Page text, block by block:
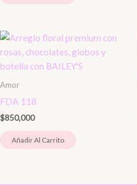
Amor
FDA 118
$850,000
Añadir Al Carrito